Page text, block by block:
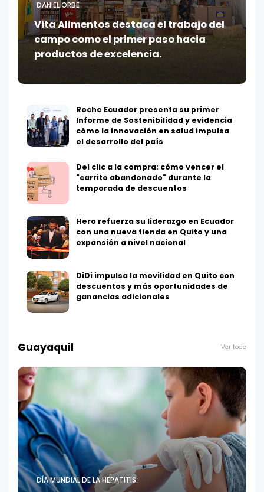
DANIEL ORBE
Vita Alimentos destaca el trabajo del
campo como el primer paso hacia
productos de excelencia.
Roche Ecuador presenta su primer
Informe de Sostenibilidad y evidencia
cómo la innovación en salud impulsa
el desarrollo del país
Del clic a la compra: cómo vencer el
"carrito abandonado" durante la
temporada de descuentos
Hero refuerza su liderazgo en Ecuador
con una nueva tienda en Quito y una
expansión a nivel nacional
DiDi impulsa la movilidad en Quito con
descuentos y más oportunidades de
ganancias adicionales
Guayaquil Ver todo
DÍA MUNDIAL DE LA HEPATITIS: